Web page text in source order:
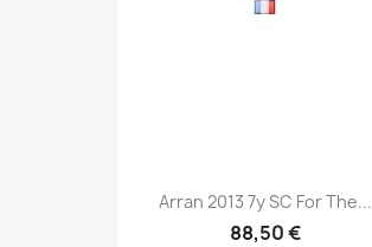
Arran 2013 7y SC For The...
88,50 €